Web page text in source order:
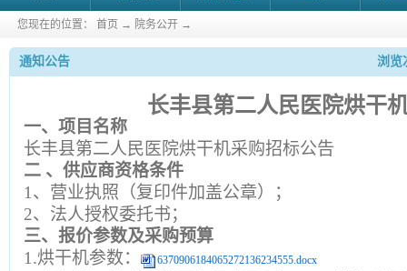
您现在的位置： 首页 → 院务公开 →
通知公告 浏览
长丰县第二人民医院烘干
一、项目名称
长丰县第二人民医院烘干机采购招标公告
二 、供应商资格条件
1、营业执照（复印件加盖公章）；
2、法人授权委托书；
三、报价参数及采购预算
1.烘干机参数：
6370906184065272136234555.docx